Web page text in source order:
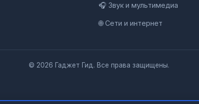
🎧 Звук и мультимедиа
🌐 Сети и интернет
© 2026 Гаджет Гид. Все права защищены.